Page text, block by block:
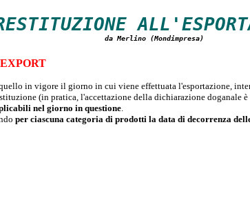
da Merlino (Mondimpresa)
in vigore il giorno in cui viene effettuata l'esportazione,
(in pratica, l'accettazione della dichiarazione doganale
nel giorno in questione
per ciascuna categoria di prodotti la data di decorrenza